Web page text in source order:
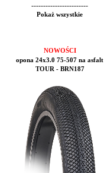
------------------------
Pokaż wszystkie
NOWOŚCI
opona 24x3.0 75-507 na asfalt
TOUR - BRN187